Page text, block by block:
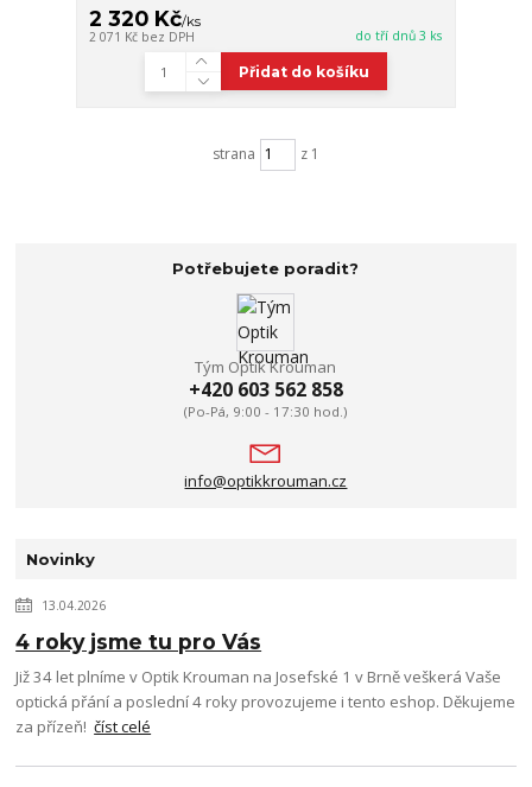
2 320 Kč/ks
2 071 Kč bez DPH do tří dnů 3 ks
Přidat do košíku
strana z 1
Potřebujete poradit?
Tým Optik Krouman
+420 603 562 858
(Po-Pá, 9:00 - 17:30 hod.)
info@optikkrouman.cz
Novinky
13.04.2026
4 roky jsme tu pro Vás
Již 34 let plníme v Optik Krouman na Josefské 1 v Brně veškerá Vaše
optická přání a poslední 4 roky provozujeme i tento eshop. Děkujeme
za přízeň!číst celé